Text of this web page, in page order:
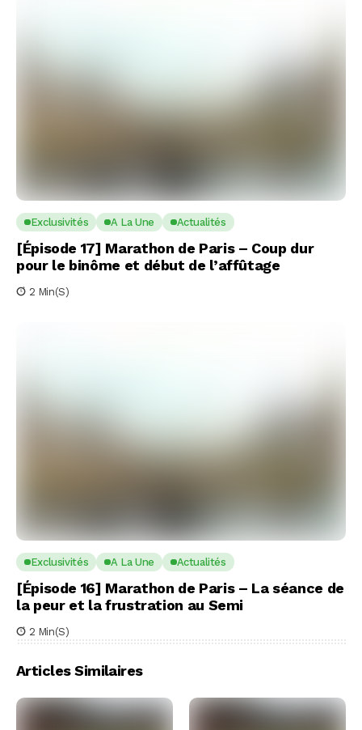
Exclusivités A La Une Actualités
[Épisode 17] Marathon de Paris – Coup dur
pour le binôme et début de l’affûtage
2 Min(s)
Exclusivités A La Une Actualités
[Épisode 16] Marathon de Paris – La séance de
la peur et la frustration au Semi
2 Min(s)
Articles Similaires